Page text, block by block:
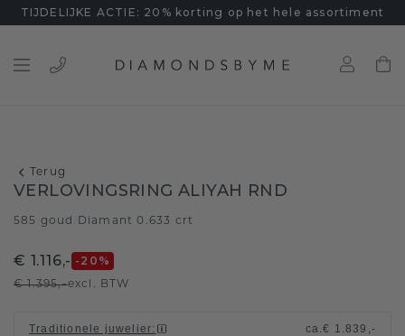
TIJDELIJKE ACTIE: 20% korting op het hele assortiment
Terug
VERLOVINGSRING ALIYAH RND
585 goud Diamant 0.633 crt
€ 1.116,- -20 %
€ 1.395,-excl. BTW
Traditionele juwelier: ca.€ 1.839,-